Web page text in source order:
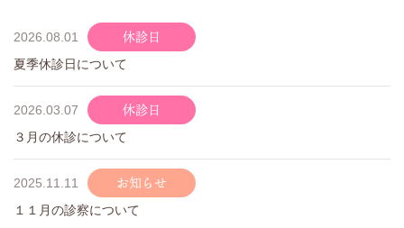
2026.08.01 休診日
夏季休診日について
2026.03.07 休診日
３月の休診について
2025.11.11 お知らせ
１１月の診察について